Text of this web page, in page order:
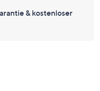
& kostenloser